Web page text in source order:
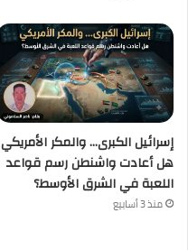
إسرائيل الكبرى… والمكر الأمريكي
هل أعادت واشنطن رسم قواعد
اللعبة في الشرق الأوسط؟
منذ 3 أسابيع